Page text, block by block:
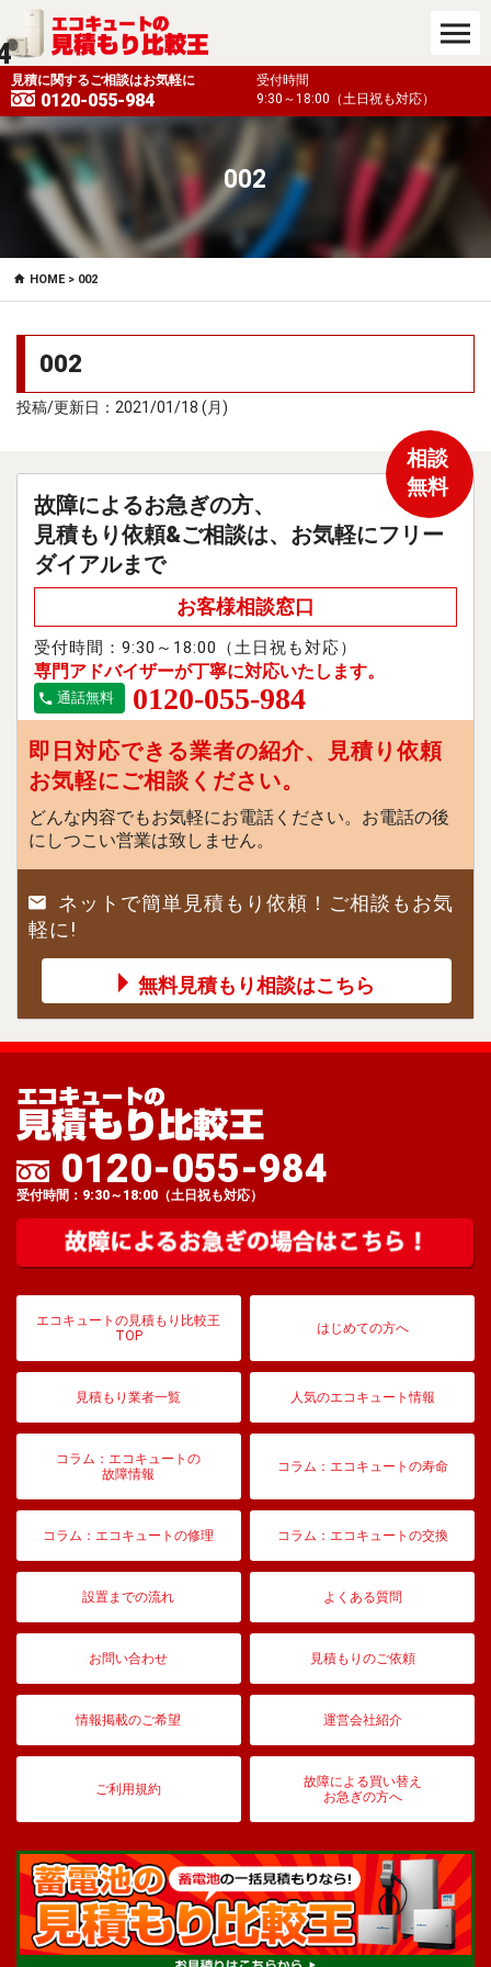
応）
見積に関するご相談はお気軽に
0120-055-984
受付時間
9:30～18:00（土日祝も対応）
002
HOME> 002
002
投稿/更新日：2021/01/18 (月)
故障によるお急ぎの方、
見積もり依頼&ご相談は、お気軽にフリー
ダイアルまで
お客様相談窓口
受付時間：9:30～18:00（土日祝も対応）
専門アドバイザーが丁寧に対応いたします。
通話無料 0120-055-984
即日対応できる業者の紹介、見積り依頼
お気軽にご相談ください。
どんな内容でもお気軽にお電話ください。お電話の後
にしつこい営業は致しません。
相談
無料
ネットで簡単見積もり依頼！ご相談もお気
軽に!
無料見積もり相談はこちら
0120-055-984
受付時間：9:30～18:00（土日祝も対応）
エコキュートの見積もり比較王
TOP
はじめての方へ
見積もり業者一覧 人気のエコキュート情報
コラム：エコキュートの
故障情報
コラム：エコキュートの寿命
コラム：エコキュートの修理 コラム：エコキュートの交換
設置までの流れ よくある質問
お問い合わせ 見積もりのご依頼
情報掲載のご希望 運営会社紹介
ご利用規約
故障による買い替え
お急ぎの方へ